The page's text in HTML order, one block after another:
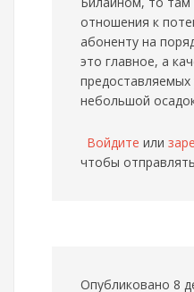
отношения к
абоненту на
это главное, а
предоставляемых
небольшой
Войдите или
чтобы
Опубликовано 8